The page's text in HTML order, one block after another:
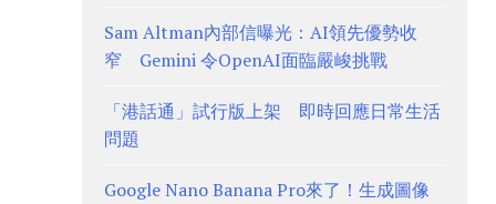
Sam Altman內部信曝光：AI領先優勢收
窄 Gemini 令OpenAI面臨嚴峻挑戰
「港話通」試行版上架 即時回應日常生活
問題
Google Nano Banana Pro來了！生成圖像